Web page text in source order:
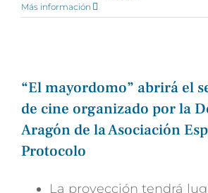
Más información
“El mayordomo” abrirá el
de cine organizado por la
Aragón de la Asociación
Protocolo
La proyección tendrá